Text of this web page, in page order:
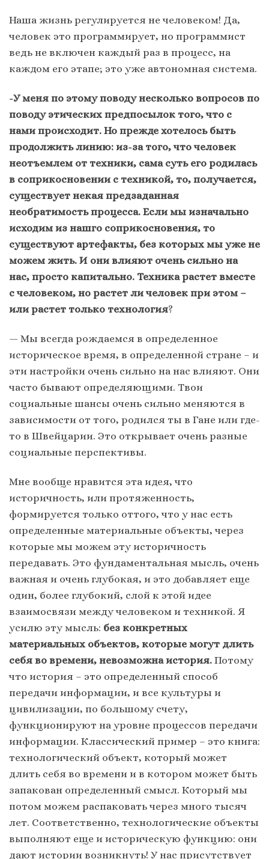
Наша жизнь регулируется не человеком! Да,
человек это программирует, но программист
ведь не включен каждый раз в процесс, на
каждом его этапе; это уже автономная система.
-У меня по этому поводу несколько вопросов по
поводу этических предпосылок того, что с
нами происходит. Но прежде хотелось быть
продолжить линию: из-за того, что человек
неотъемлем от техники, сама суть его родилась
в соприкосновении с техникой, то, получается,
существует некая предзаданная
необратимость процесса. Если мы изначально
исходим из нашго соприкосновения, то
существуют артефакты, без которых мы уже не
можем жить. И они влияют очень сильно на
нас, просто капитально. Техника растет вместе
с человеком, но растет ли человек при этом –
или растет только технология?
— Мы всегда рождаемся в определенное
историческое время, в определенной стране – и
эти настройки очень сильно на нас влияют. Они
часто бывают определяющими. Твои
социальные шансы очень сильно меняются в
зависимости от того, родился ты в Гане или где-
то в Швейцарии. Это открывает очень разные
социальные перспективы.
Мне вообще нравится эта идея, что
историчность, или протяженность,
формируется только оттого, что у нас есть
определенные материальные объекты, через
которые мы можем эту историчность
передавать. Это фундаментальная мысль, очень
важная и очень глубокая, и это добавляет еще
один, более глубокий, слой к этой идее
взаимосвязи между человеком и техникой. Я
усилю эту мысль: без конкретных
материальных объектов, которые могут длить
себя во времени, невозможна история. Потому
что история – это определенный способ
передачи информации, и все культуры и
цивилизации, по большому счету,
функционируют на уровне процессов передачи
информации. Классический пример – это книга:
технологический объект, который может
длить себя во времени и в котором может быть
запакован определенный смысл. Который мы
потом можем распаковать через много тысяч
лет. Соответственно, технологические объекты
выполняют еще и историческую функцию: они
дают истории возникнуть! У нас присутствует